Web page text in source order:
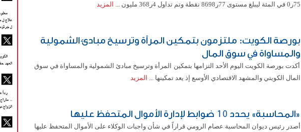
75ر0 في المئة ليبلغ مستوى 77ر8698 نقطة وتم تداول 4ر368 مليون ...
المزيد
بورصة الكويت: ملتزمون بتمكين المرأة وترسيخ مبادئ الشمولية
والمساواة في سوق المال
أكدت بورصة الكويت اليوم الأحد التزامها بتمكين المرأة وترسيخ مبادئ الشمولية والمساواة في سوق
المال الكويتي والمشهد الاقتصادي الأوسع إذ يعد تمكينها ... المزيد
«المحاسبة» يحدد 10 ضوابط لإدارة الأموال المتحفظ عليها
أصدر رئيس ديوان المحاسبة عصام الرومي قراراً في شأن واجبات الوكلاء على الأموال المتحفظ عليها